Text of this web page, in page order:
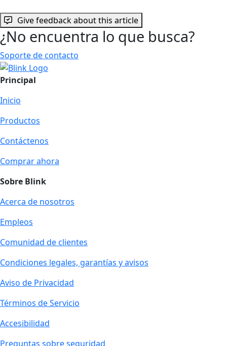
Give feedback about this article
¿No encuentra lo que busca?
Soporte de contacto
Principal
Inicio
Productos
Contáctenos
Comprar ahora
Sobre Blink
Acerca de nosotros
Empleos
Comunidad de clientes
Condiciones legales, garantías y avisos
Aviso de Privacidad
Términos de Servicio
Accesibilidad
Preguntas sobre seguridad